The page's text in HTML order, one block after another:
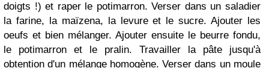
doigts !) et raper le potimarron. Verser dans un saladier
la farine, la maïzena, la levure et le sucre. Ajouter les
oeufs et bien mélanger. Ajouter ensuite le beurre fondu,
le potimarron et le pralin. Travailler la pâte jusqu'à
obtention d'un mélange homogène. Verser dans un moule